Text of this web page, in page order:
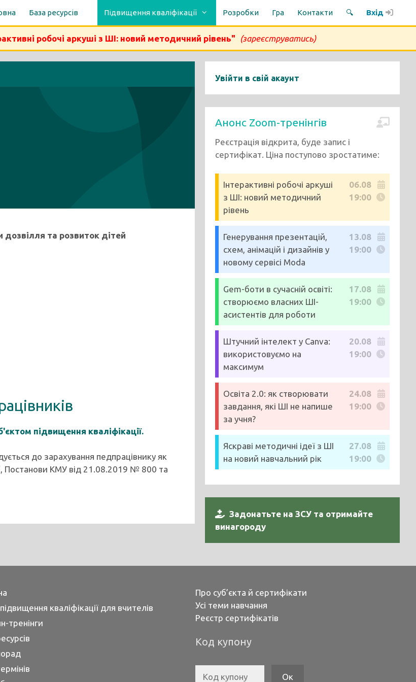
База ресурсів Підвищення кваліфікації Розробки Гра Контакти 🔍 Вхід
робочі аркуші з ШІ: новий методичний рівень" (зареєструватись)
та розвиток дітей
підвищення кваліфікації.
до зарахування педпрацівнику як
Постанови КМУ від 21.08.2019 № 800 та
Увійти в свій акаунт
Анонс Zoom-тренінгів
Реєстрація відкрита, буде запис і
сертифікат. Ціна поступово зростатиме:
Інтерактивні робочі аркуші
з ШІ: новий методичний
рівень
06.08
19:00
Генерування презентацій,
схем, анімацій і дизайнів у
новому сервісі Moda
13.08
19:00
Gem-боти в сучасній освіті:
створюємо власних ШІ-
асистентів для роботи
17.08
19:00
Штучний інтелект у Canva:
використовуємо на
максимум
20.08
19:00
Освіта 2.0: як створювати
завдання, які ШІ не напише
за учня?
24.08
19:00
Яскраві методичні ідеї з ШІ
на новий навчальний рік
27.08
19:00
Задонатьте на ЗСУ та отримайте
винагороду
кваліфікації для вчителів
тренінги
Про суб’єкта й сертифікати
Усі теми навчання
Реєстр сертифікатів
Код купону